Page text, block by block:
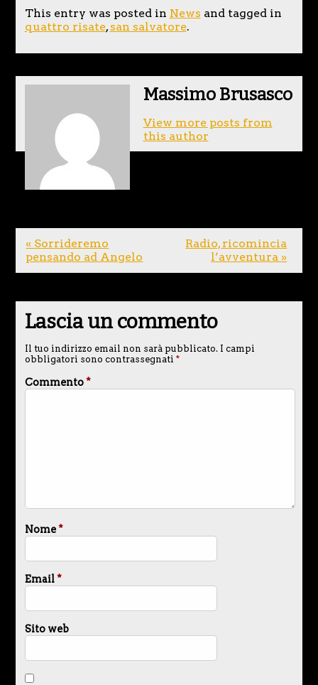
This entry was posted in News and tagged in
quattro risate,san salvatore.
Massimo Brusasco
View more posts from
this author
« Sorrideremo
pensando ad Angelo
Radio, ricomincia
l’avventura »
Lascia un commento
Il tuo indirizzo email non sarà pubblicato. I campi
obbligatori sono contrassegnati *
Commento*
Nome*
Email*
Sito web